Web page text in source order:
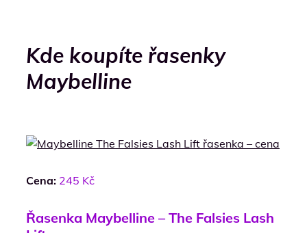
Kde koupíte řasenky
Maybelline
Cena: 245 Kč
Řasenka Maybelline – The Falsies Lash